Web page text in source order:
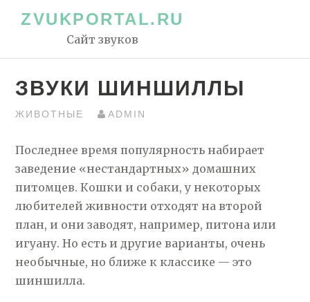
ZVUKPORTAL.RU
Сайт звуков
ЗВУКИ ШИНШИЛЛЫ
ЖИВОТНЫЕ ADMIN
Последнее время популярность набирает
заведение «нестандартных» домашних
питомцев. Кошки и собаки, у некоторых
любителей живности отходят на второй
план, и они заводят, например, питона или
игуану. Но есть и другие варианты, очень
необычные, но ближе к классике — это
шиншилла.